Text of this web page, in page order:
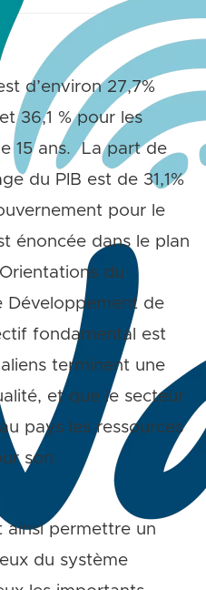
d’environ 27,7%
36,1 % pour les
15 ans. La part de
du PIB est de 31,1%
pour le
énoncée dans le plan
du
Développement de
fondamental est
terminent une
et que le secteur
pays les ressources
son
ainsi permettre un
du système